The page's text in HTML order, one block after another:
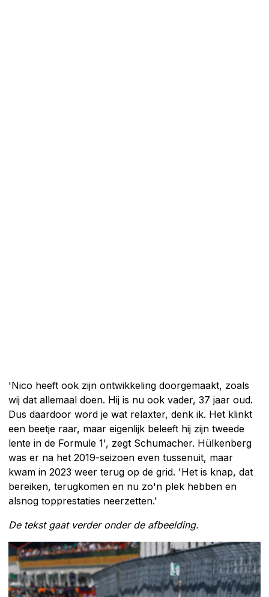
'Nico heeft ook zijn ontwikkeling doorgemaakt, zoals
wij dat allemaal doen. Hij is nu ook vader, 37 jaar oud.
Dus daardoor word je wat relaxter, denk ik. Het klinkt
een beetje raar, maar eigenlijk beleeft hij zijn tweede
lente in de Formule 1', zegt Schumacher. Hülkenberg
was er na het 2019-seizoen even tussenuit, maar
kwam in 2023 weer terug op de grid. 'Het is knap, dat
bereiken, terugkomen en nu zo'n plek hebben en
alsnog topprestaties neerzetten.'
De tekst gaat verder onder de afbeelding.